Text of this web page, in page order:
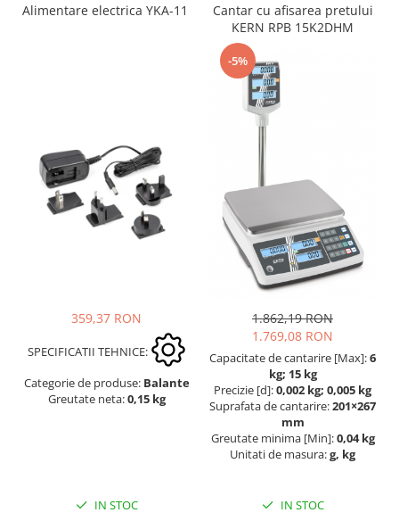
Alimentare electrica YKA-11
359,37 RON
SPECIFICATII TEHNICE:
Categorie de produse: Balante
Greutate neta:0,15 kg
IN STOC
Cantar cu afisarea pretului
KERN RPB 15K2DHM
-5%
1.862,19 RON
1.769,08 RON
Capacitate de cantarire [Max]:6
kg; 15 kg
Precizie [d]:0,002 kg; 0,005 kg
Suprafata de cantarire:201×267
mm
Greutate minima [Min]:0,04 kg
Unitati de masura:g, kg
IN STOC